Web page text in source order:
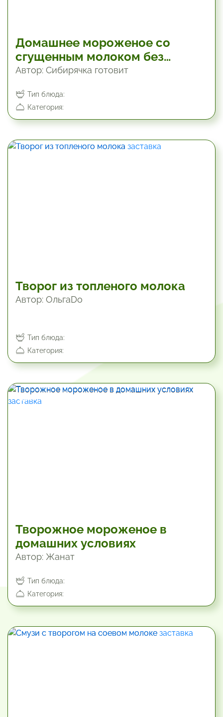
Домашнее мороженое со
сгущенным молоком без
сливок
Автор: Сибирячка готовит
Тип блюда:
Категория:
Творог из топленого молока
Автор: ОльгаDo
Тип блюда:
Категория:
Творожное мороженое в
домашних условиях
Автор: Жанат
Тип блюда:
Категория: